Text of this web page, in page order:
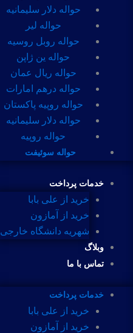
حواله دلار سلیمانیه
حواله لیر
حواله روبل روسیه
حواله ین ژاپن
حواله ریال عمان
حواله درهم امارات
حواله روپیه پاکستان
حواله دلار سلیمانیه
حواله روپیه
حواله سوئیفت
خدمات پرداخت
خرید از علی بابا
خرید از آمازون
شهریه دانشگاه خارجی
وبلاگ
تماس با ما
خدمات پرداخت
خرید از علی بابا
خرید از آمازون